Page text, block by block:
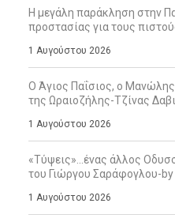
Η μεγάλη παράκληση στην
προστασίας για τους
1 Αυγούστου 2026
Ο Άγιος Παΐσιος, ο Μανώλης
της Ωραιοζήλης-Τζίνας
1 Αυγούστου 2026
«Τύψεις»…ένας άλλος
του Γιώργου Σαράφογλου-
1 Αυγούστου 2026